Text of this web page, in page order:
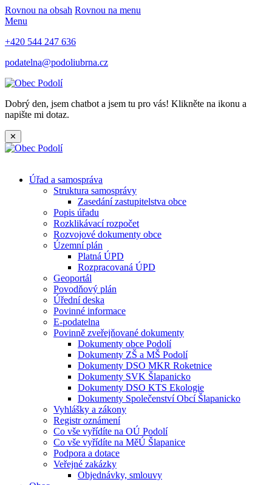
Rovnou na obsah Rovnou na menu
Menu
+420 544 247 636
podatelna@podoliubrna.cz
Dobrý den, jsem chatbot a jsem tu pro vás! Klikněte na ikonu a
napište mi dotaz.
✕
Úřad a samospráva
Struktura samosprávy
Zasedání zastupitelstva obce
Popis úřadu
Rozklikávací rozpočet
Rozvojové dokumenty obce
Územní plán
Platná ÚPD
Rozpracovaná ÚPD
Geoportál
Povodňový plán
Úřední deska
Povinné informace
E-podatelna
Povinně zveřejňované dokumenty
Dokumenty obce Podolí
Dokumenty ZŠ a MŠ Podolí
Dokumenty DSO MKR Roketnice
Dokumenty SVK Šlapanicko
Dokumenty DSO KTS Ekologie
Dokumenty Společenství Obcí Šlapanicko
Vyhlášky a zákony
Registr oznámení
Co vše vyřídíte na OÚ Podolí
Co vše vyřídíte na MěÚ Šlapanice
Podpora a dotace
Veřejné zakázky
Objednávky, smlouvy